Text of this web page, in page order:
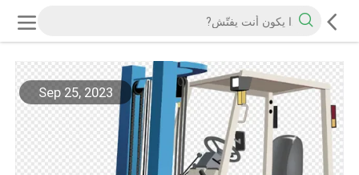
Sep 25, 2023